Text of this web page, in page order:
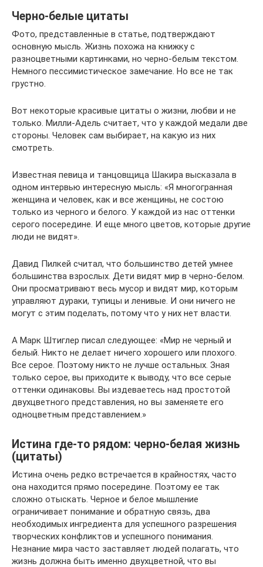
Черно-белые цитаты
Фото, представленные в статье, подтверждают
основную мысль. Жизнь похожа на книжку с
разноцветными картинками, но черно-белым текстом.
Немного пессимистическое замечание. Но все не так
грустно.
Вот некоторые красивые цитаты о жизни, любви и не
только. Милли-Адель считает, что у каждой медали две
стороны. Человек сам выбирает, на какую из них
смотреть.
Известная певица и танцовщица Шакира высказала в
одном интервью интересную мысль: «Я многогранная
женщина и человек, как и все женщины, не состою
только из черного и белого. У каждой из нас оттенки
серого посередине. И еще много цветов, которые другие
люди не видят».
Давид Пилкей считал, что большинство детей умнее
большинства взрослых. Дети видят мир в черно-белом.
Они просматривают весь мусор и видят мир, которым
управляют дураки, тупицы и ленивые. И они ничего не
могут с этим поделать, потому что у них нет власти.
А Марк Штиглер писал следующее: «Мир не черный и
белый. Никто не делает ничего хорошего или плохого.
Все серое. Поэтому никто не лучше остальных. Зная
только серое, вы приходите к выводу, что все серые
оттенки одинаковы. Вы издеваетесь над простотой
двухцветного представления, но вы заменяете его
одноцветным представлением.»
Истина где-то рядом: черно-белая жизнь
(цитаты)
Истина очень редко встречается в крайностях, часто
она находится прямо посередине. Поэтому ее так
сложно отыскать. Черное и белое мышление
ограничивает понимание и обратную связь, два
необходимых ингредиента для успешного разрешения
творческих конфликтов и успешного понимания.
Незнание мира часто заставляет людей полагать, что
жизнь должна быть именно двухцветной, что вы